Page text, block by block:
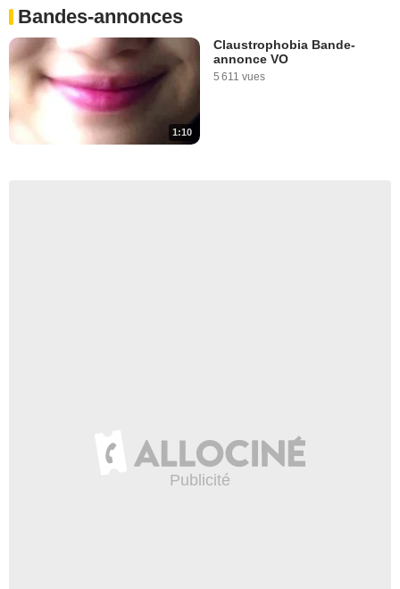
Bandes-annonces
1:10
Claustrophobia Bande-
annonce VO
5 611 vues